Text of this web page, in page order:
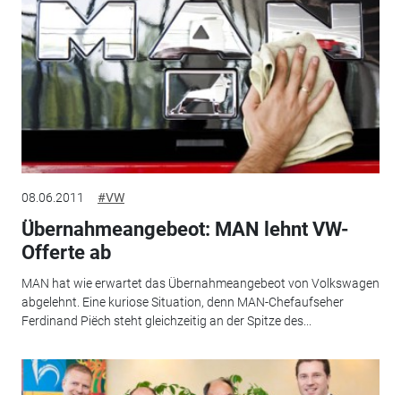
08.06.2011 #VW
Übernahmeangebeot: MAN lehnt VW-
Offerte ab
MAN hat wie erwartet das Übernahmeangebeot von Volkswagen
abgelehnt. Eine kuriose Situation, denn MAN-Chefaufseher
Ferdinand Piëch steht gleichzeitig an der Spitze des...